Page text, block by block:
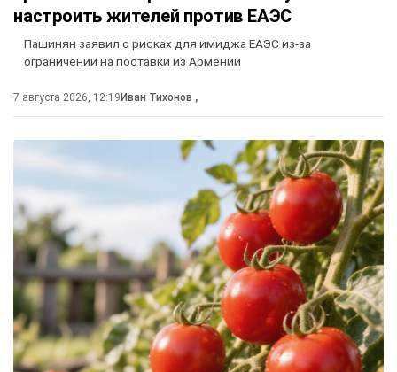
настроить жителей против ЕАЭС
Пашинян заявил о рисках для имиджа ЕАЭС из-за
ограничений на поставки из Армении
7 августа 2026, 12:19 Иван Тихонов ,